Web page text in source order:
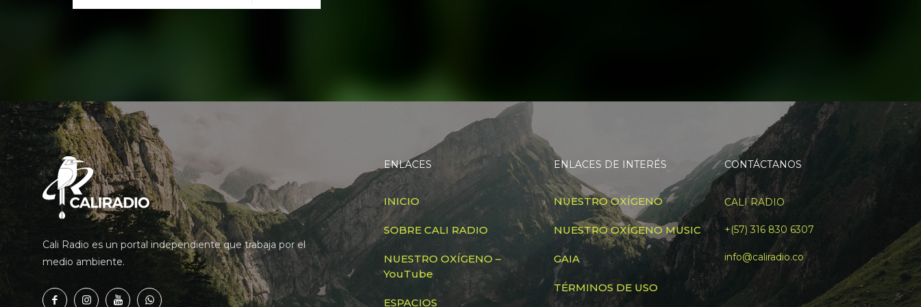
Cali Radio es un portal independiente que trabaja por el
medio ambiente.
ENLACES
INICIO
SOBRE CALI RADIO
NUESTRO OXÍGENO –
YouTube
ESPACIOS
ENLACES DE INTERÉS
NUESTRO OXÍGENO
NUESTRO OXÍGENO MUSIC
GAIA
TÉRMINOS DE USO
CONTÁCTANOS
CALI RADIO
+(57) 316 830 6307
info@caliradio.co